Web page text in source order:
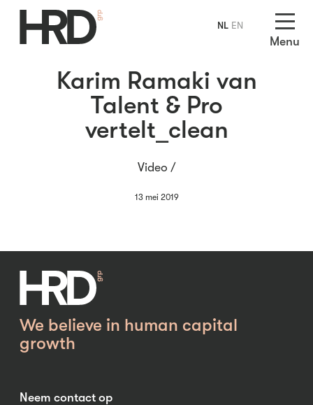
Menu
Karim Ramaki van
Talent & Pro
vertelt_clean
Video /
13 mei 2019
We believe in human capital
growth
Neem contact op
NL EN